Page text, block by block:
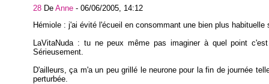
28 De Anne - 06/06/2005, 14:12
Hémiole : j'ai évité l'écueil en consommant une bien plus habituelle
LaVitaNuda : tu ne peux même pas imaginer à quel point
Sérieusement.
D'ailleurs, ça m'a un peu grillé le neurone pour la fin de journée
perturbée.